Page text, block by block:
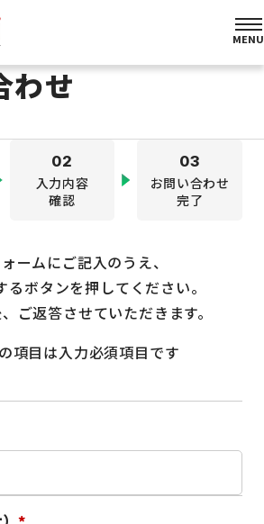
わせ
02
入力内容
確認
03
お問い合わせ
完了
ームにご記入のうえ、
るボタンを押してください。
ご返答させていただきます。
項目は入力必須項目です